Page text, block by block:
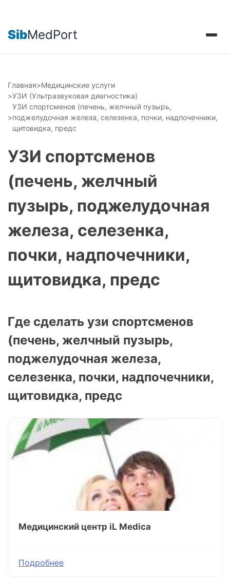
SibMedPort
Главная>Медицинские услуги
>УЗИ (Ультразвуковая диагностика)
>
УЗИ спортсменов (печень, желчный пузырь,
поджелудочная железа, селезенка, почки, надпочечники,
щитовидка, предс
УЗИ спортсменов
(печень, желчный
пузырь, поджелудочная
железа, селезенка,
почки, надпочечники,
щитовидка, предс
Где сделать узи спортсменов
(печень, желчный пузырь,
поджелудочная железа,
селезенка, почки, надпочечники,
щитовидка, предс
Медицинский центр iL Medica
Подробнее